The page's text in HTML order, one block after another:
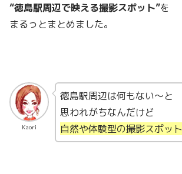
“徳島駅周辺で映える撮影スポット”を
まるっとまとめました。
Kaori
徳島駅周辺は何もない〜と
思われがちなんだけど
自然や体験型の撮影スポット